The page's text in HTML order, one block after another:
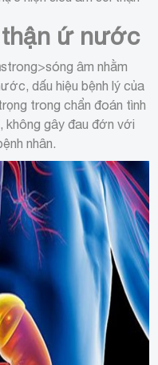
thận ứ nước
strong>sóng âm nhằm
dấu hiệu bệnh lý của
trong chẩn đoán tình
không gây đau đớn với
nhân.